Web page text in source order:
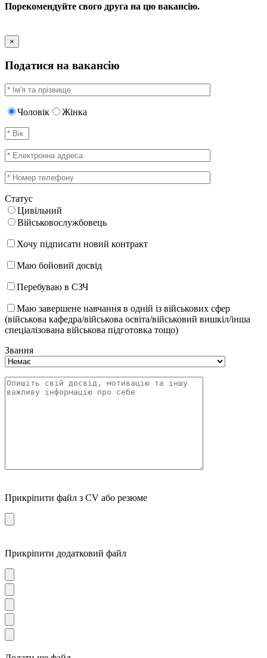
Порекомендуйте свого друга на цю вакансію.
×
Податися на вакансію
Чоловік Жінка
Статус
Цивільний
Військовослужбовець
Хочу підписати новий контракт
Маю бойовий досвід
Перебуваю в СЗЧ
Маю завершене навчання в одній із військових сфер
(військова кафедра/військова освіта/військовий вишкіл/інша
спеціалізована військова підготовка тощо)
Звання
Прикріпити файл з CV або резюме
Прикріпити додатковий файл